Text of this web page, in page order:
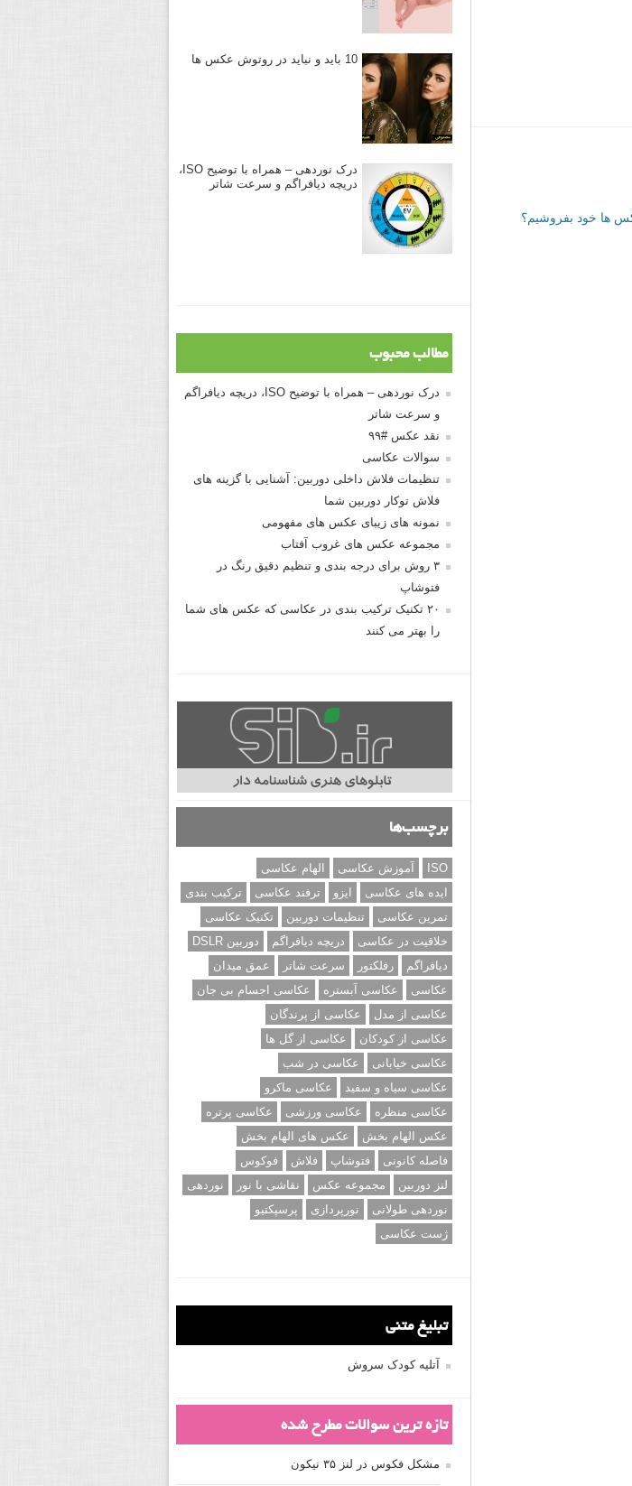
ها خود بفروشیم؟
10 باید و نباید در روتوش عکس ها
درک نوردهی – همراه با توضیح ISO،
دریچه دیافراگم و سرعت شاتر
مطالب محبوب
درک نوردهی – همراه با توضیح ISO، دریچه دیافراگم
و سرعت شاتر
نقد عکس #۹۹
سوالات عکاسی
تنظیمات فلاش داخلی دوربین: آشنایی با گزینه های
فلاش توکار دوربین شما
نمونه های زیبای عکس های مفهومی
مجموعه عکس های غروب آفتاب
۳ روش برای درجه بندی و تنظیم دقیق رنگ در
فتوشاپ
۲۰ تکنیک ترکیب بندی در عکاسی که عکس های شما
را بهتر می کنند
برچسب‌ها
ISO آموزش عکاسی
الهام عکاسی
ایده های عکاسی
ایزو ترفند عکاسی
ترکیب بندی
تمرین عکاسی
تنظیمات دوربین
تکنیک عکاسی
خلاقیت در عکاسی
دریچه دیافراگم
دوربین DSLR
دیافراگم
رفلکتور سرعت شاتر
عمق میدان
عکاسی
عکاسی آبستره
عکاسی اجسام بی جان
عکاسی از مدل
عکاسی از پرندگان
عکاسی از کودکان
عکاسی از گل ها
عکاسی خیابانی
عکاسی در شب
عکاسی سیاه و سفید
عکاسی ماکرو
عکاسی منظره
عکاسی ورزشی
عکاسی پرتره
عکس الهام بخش
عکس های الهام بخش
فاصله کانونی
فتوشاپ فلاش
فوکوس
لنز دوربین
مجموعه عکس نقاشی با نور
نوردهی
نوردهی طولانی
نورپردازی
پرسپکتیو
ژست عکاسی
تبلیغ متنی
آتلیه کودک سروش
تازه ترین سوالات مطرح شده
مشکل فکوس در لنز ۳۵ نیکون